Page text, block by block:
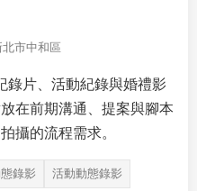
北市中和區
錄片、活動紀錄與婚禮影
在前期溝通、提案與腳本
攝的流程需求。
錄影 活動動態錄影